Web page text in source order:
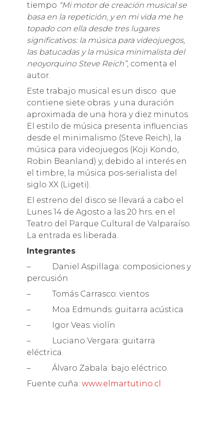
tiempo “Mi motor de creación musical se
basa en la repetición, y en mi vida me he
topado con ella desde tres lugares
significativos: la música para videojuegos,
las batucadas y la música minimalista del
neoyorquino Steve Reich”,comenta el
autor.
Este trabajo musical es un disco que
contiene siete obras y una duración
aproximada de una hora y diez minutos.
El estilo de música presenta influencias
desde el minimalismo (Steve Reich), la
música para videojuegos (Koji Kondo,
Robin Beanland) y, debido al interés en
el timbre, la música pos-serialista del
siglo XX (Ligeti).
El estreno del disco se llevará a cabo el
Lunes 14 de Agosto a las 20 hrs. en el
Teatro del Parque Cultural de Valparaíso.
La entrada es liberada.
Integrantes
– Daniel Aspillaga: composiciones y
percusión
– Tomás Carrasco: vientos
– Moa Edmunds: guitarra acústica
– Igor Veas: violín
– Luciano Vergara: guitarra
eléctrica
– Álvaro Zabala: bajo eléctrico
Fuente cuña: www.elmartutino.cl